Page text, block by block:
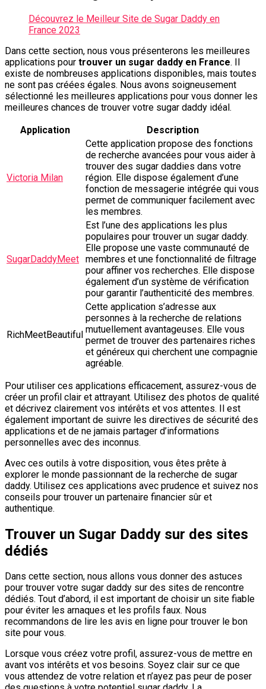
Découvrez le Meilleur Site de Sugar Daddy en
France 2023
Dans cette section, nous vous présenterons les meilleures
applications pour trouver un sugar daddy en France. Il
existe de nombreuses applications disponibles, mais toutes
ne sont pas créées égales. Nous avons soigneusement
sélectionné les meilleures applications pour vous donner les
meilleures chances de trouver votre sugar daddy idéal.
Application
Description
Victoria Milan
Cette application propose des fonctions
de recherche avancées pour vous aider à
trouver des sugar daddies dans votre
région. Elle dispose également d’une
fonction de messagerie intégrée qui vous
permet de communiquer facilement avec
les membres.
SugarDaddyMeet
Est l’une des applications les plus
populaires pour trouver un sugar daddy.
Elle propose une vaste communauté de
membres et une fonctionnalité de filtrage
pour affiner vos recherches. Elle dispose
également d’un système de vérification
pour garantir l’authenticité des membres.
RichMeetBeautiful
Cette application s’adresse aux
personnes à la recherche de relations
mutuellement avantageuses. Elle vous
permet de trouver des partenaires riches
et généreux qui cherchent une compagnie
agréable.
Pour utiliser ces applications efficacement, assurez-vous de
créer un profil clair et attrayant. Utilisez des photos de qualité
et décrivez clairement vos intérêts et vos attentes. Il est
également important de suivre les directives de sécurité des
applications et de ne jamais partager d’informations
personnelles avec des inconnus.
Avec ces outils à votre disposition, vous êtes prête à
explorer le monde passionnant de la recherche de sugar
daddy. Utilisez ces applications avec prudence et suivez nos
conseils pour trouver un partenaire financier sûr et
authentique.
Trouver un Sugar Daddy sur des sites
dédiés
Dans cette section, nous allons vous donner des astuces
pour trouver votre sugar daddy sur des sites de rencontre
dédiés. Tout d’abord, il est important de choisir un site fiable
pour éviter les arnaques et les profils faux. Nous
recommandons de lire les avis en ligne pour trouver le bon
site pour vous.
Lorsque vous créez votre profil, assurez-vous de mettre en
avant vos intérêts et vos besoins. Soyez clair sur ce que
vous attendez de votre relation et n’ayez pas peur de poser